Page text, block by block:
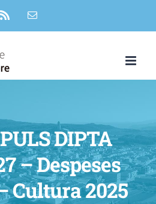
Email:
DIPTA
– Despeses
Cultura 2025